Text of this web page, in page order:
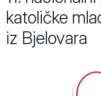
katoličke
iz Bjelovara